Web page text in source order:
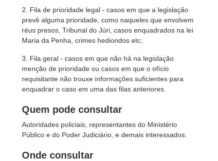
2. Fila de prioridade legal - casos em que a legislação
prevê alguma prioridade, como naqueles que envolvem
réus presos, Tribunal do Júri, casos enquadrados na lei
Maria da Penha, crimes hediondos etc;
3. Fila geral - casos em que não há na legislação
menção de prioridade ou casos em que o ofício
requisitante não trouxe informações suficientes para
enquadrar o caso em uma das filas anteriores.
Quem pode consultar
Autoridades policiais, representantes do Ministério
Público e do Poder Judiciário, e demais interessados.
Onde consultar